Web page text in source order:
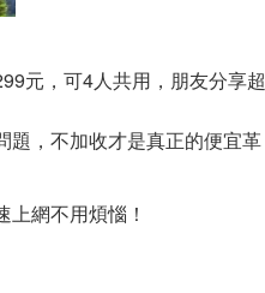
元，可4人共用，朋友分享超
題，不加收才是真正的便宜革
網不用煩惱！